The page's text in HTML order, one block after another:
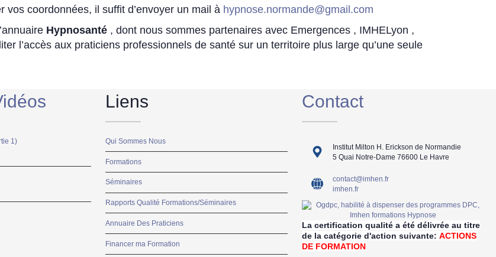
vos coordonnées, il suffit d’envoyer un mail à hypnose.normande@gmail.com
Hypnosanté , dont nous sommes partenaires avec Emergences , IMHELyon ,
l’accès aux praticiens professionnels de santé sur un territoire plus large qu’une seule
1)
Liens
Qui Sommes Nous
Formations
Séminaires
Rapports Qualité Formations/Séminaires
Annuaire Des Praticiens
Financer ma Formation
Contact
Institut Milton H. Erickson de Normandie
5 Quai Notre-Dame 76600 Le Havre
contact@imhen.fr
imhen.fr
La certification qualité a été délivrée au titre
de la catégorie d'action suivante: ACTIONS
DE FORMATION